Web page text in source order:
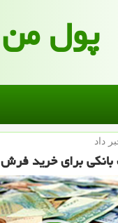
پول من
داد
برای خرید فرش